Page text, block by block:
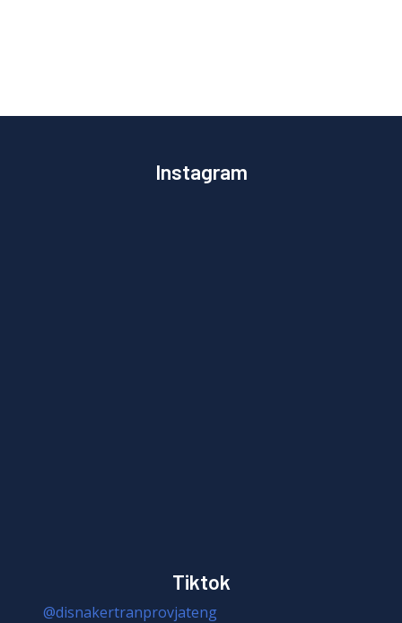
Instagram
Tiktok
@disnakertranprovjateng